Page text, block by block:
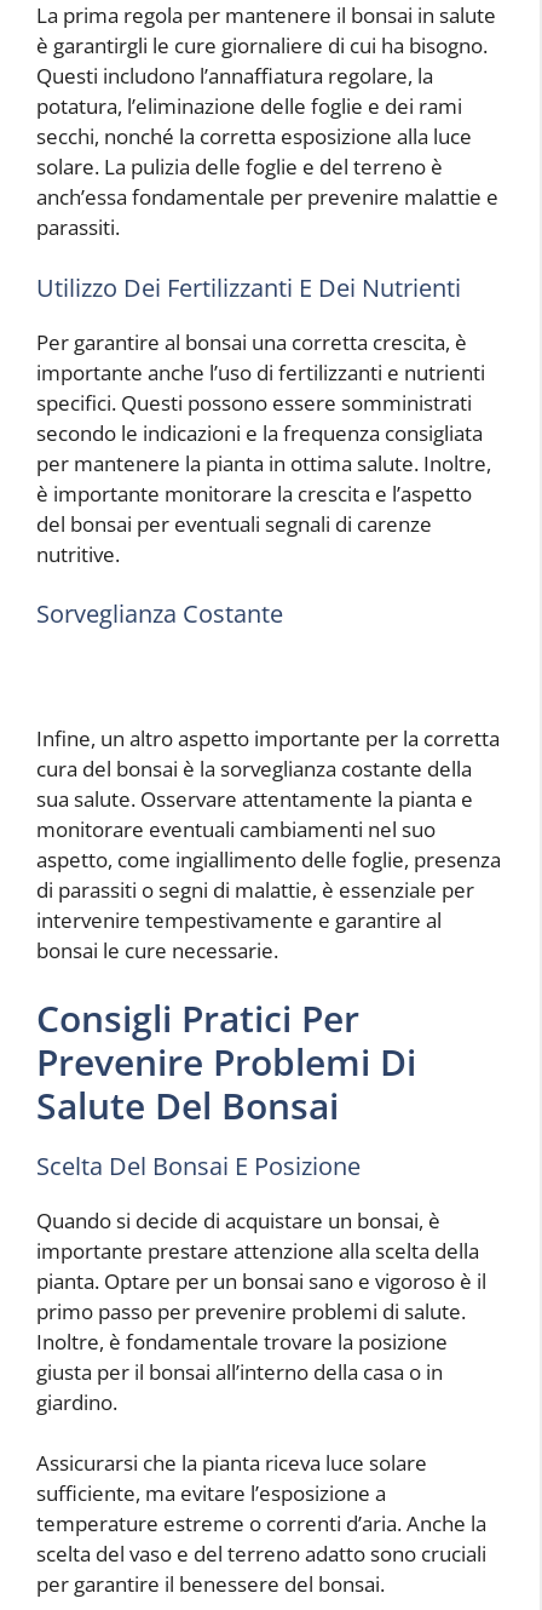
La prima regola per mantenere il bonsai in salute
è garantirgli le cure giornaliere di cui ha bisogno.
Questi includono l’annaffiatura regolare, la
potatura, l’eliminazione delle foglie e dei rami
secchi, nonché la corretta esposizione alla luce
solare. La pulizia delle foglie e del terreno è
anch’essa fondamentale per prevenire malattie e
parassiti.
Utilizzo Dei Fertilizzanti E Dei Nutrienti
Per garantire al bonsai una corretta crescita, è
importante anche l’uso di fertilizzanti e nutrienti
specifici. Questi possono essere somministrati
secondo le indicazioni e la frequenza consigliata
per mantenere la pianta in ottima salute. Inoltre,
è importante monitorare la crescita e l’aspetto
del bonsai per eventuali segnali di carenze
nutritive.
Sorveglianza Costante
Infine, un altro aspetto importante per la corretta
cura del bonsai è la sorveglianza costante della
sua salute. Osservare attentamente la pianta e
monitorare eventuali cambiamenti nel suo
aspetto, come ingiallimento delle foglie, presenza
di parassiti o segni di malattie, è essenziale per
intervenire tempestivamente e garantire al
bonsai le cure necessarie.
Consigli Pratici Per
Prevenire Problemi Di
Salute Del Bonsai
Scelta Del Bonsai E Posizione
Quando si decide di acquistare un bonsai, è
importante prestare attenzione alla scelta della
pianta. Optare per un bonsai sano e vigoroso è il
primo passo per prevenire problemi di salute.
Inoltre, è fondamentale trovare la posizione
giusta per il bonsai all’interno della casa o in
giardino.
Assicurarsi che la pianta riceva luce solare
sufficiente, ma evitare l’esposizione a
temperature estreme o correnti d’aria. Anche la
scelta del vaso e del terreno adatto sono cruciali
per garantire il benessere del bonsai.